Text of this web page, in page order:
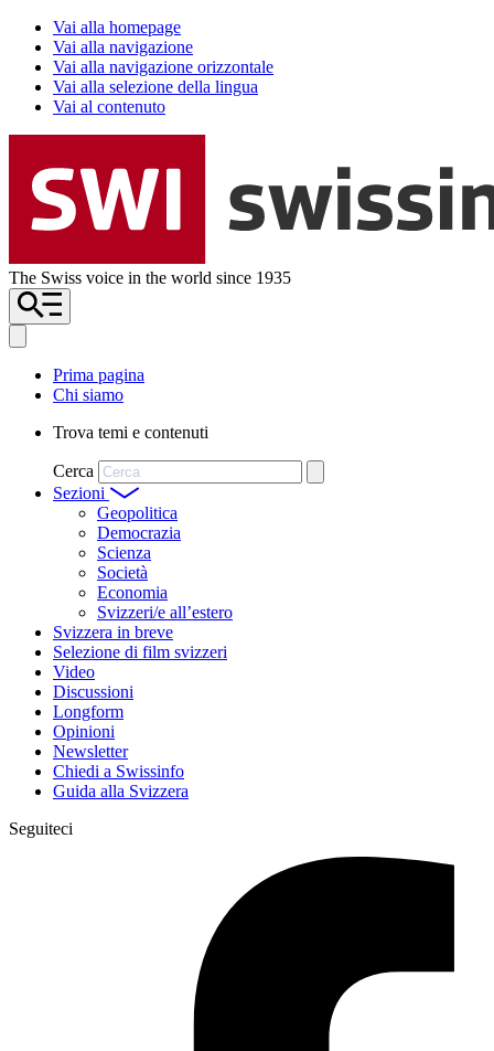
Vai alla homepage
Vai alla navigazione
Vai alla navigazione orizzontale
Vai alla selezione della lingua
Vai al contenuto
The Swiss voice in the world since 1935
Prima pagina
Chi siamo
Trova temi e contenuti
Cerca
Sezioni
Geopolitica
Democrazia
Scienza
Società
Economia
Svizzeri/e all’estero
Svizzera in breve
Selezione di film svizzeri
Video
Discussioni
Longform
Opinioni
Newsletter
Chiedi a Swissinfo
Guida alla Svizzera
Seguiteci